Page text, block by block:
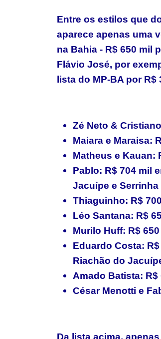
Entre os estilos que
aparece apenas uma
na Bahia - R$ 650 mil
Flávio José, por
lista do MP-BA por R$
Zé Neto &
Maiara e Maraisa:
Matheus e Kauan:
Pablo: R$ 704 mil
Jacuípe e Serrinha
Thiaguinho: R$
Léo Santana: R$
Murilo Huff: R$
Eduardo Costa:
Riachão do
Amado Batista: R$
César Menotti e
Da lista acima,